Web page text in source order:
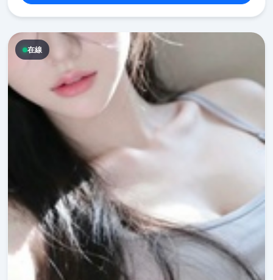
在線